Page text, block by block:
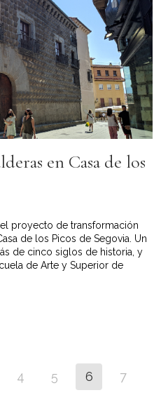
en Casa de los
proyecto de transformación
de los Picos de Segovia. Un
de cinco siglos de historia, y
de Arte y Superior de
4 5 6
7